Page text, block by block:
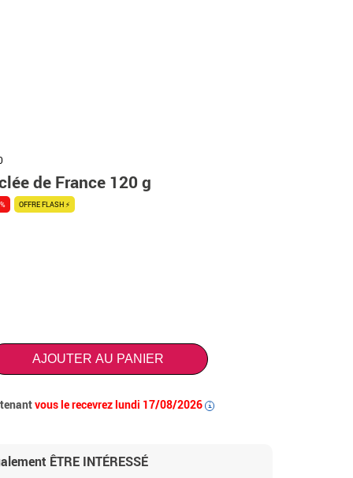
de France 120 g
OFFRE FLASH ⚡
AJOUTER AU PANIER
vous le recevrez lundi 17/08/2026 i
ÊTRE INTÉRESSÉ